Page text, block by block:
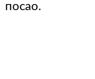
посао.